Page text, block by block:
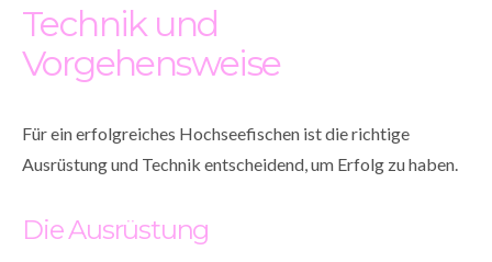
Technik und
Vorgehensweise
Für ein erfolgreiches Hochseefischen ist die richtige
Ausrüstung und Technik entscheidend, um Erfolg zu haben.
Die Ausrüstung